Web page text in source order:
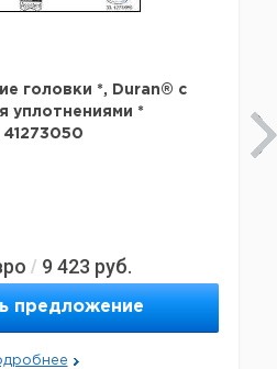
головки *, Duran® с
уплотнениями *
/ 9 423 руб.
предложение